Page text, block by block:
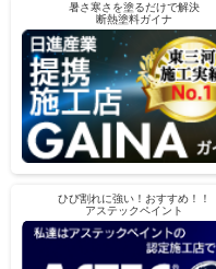
暑さ寒さを塗るだけで解決
断熱塗料ガイナ
ひび割れに強い！おすすめ！！
アステックペイント